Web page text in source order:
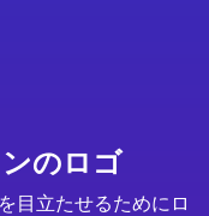
のロゴ
目立たせるためにロ